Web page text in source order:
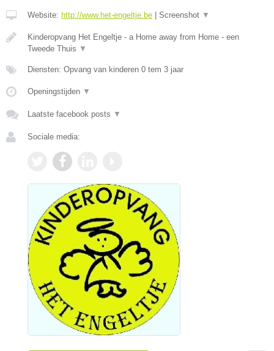
Website: http://www.het-engeltje.be Screenshot ▼
Kinderopvang Het Engeltje - a Home away from Home - een
Tweede Thuis ▼
Diensten: Opvang van kinderen 0 tem 3 jaar
Openingstijden ▼
Laatste facebook posts ▼
Sociale media: